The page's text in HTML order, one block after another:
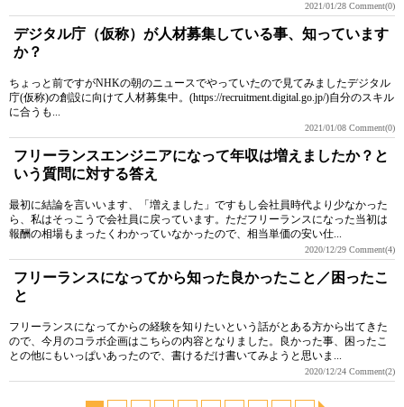
2021/01/28 Comment(0)
デジタル庁（仮称）が人材募集している事、知っています
か？
ちょっと前ですがNHKの朝のニュースでやっていたので見てみましたデジタル
庁(仮称)の創設に向けて人材募集中。(https://recruitment.digital.go.jp/)自分のスキル
に合うも...
2021/01/08 Comment(0)
フリーランスエンジニアになって年収は増えましたか？と
いう質問に対する答え
最初に結論を言いいます、「増えました」ですもし会社員時代より少なかった
ら、私はそっこうで会社員に戻っています。ただフリーランスになった当初は
報酬の相場もまったくわかっていなかったので、相当単価の安い仕...
2020/12/29 Comment(4)
フリーランスになってから知った良かったこと／困ったこ
と
フリーランスになってからの経験を知りたいという話がとある方から出てきた
ので、今月のコラボ企画はこちらの内容となりました。良かった事、困ったこ
との他にもいっぱいあったので、書けるだけ書いてみようと思いま...
2020/12/24 Comment(2)